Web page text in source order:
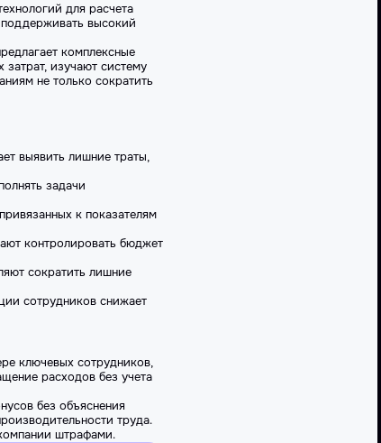
для расчета
высокий
комплексные
затрат, изучают систему
не только сократить
выявить лишние траты,
задачи
к показателям
контролировать бюджет
сократить лишние
сотрудников снижает
ключевых сотрудников,
расходов без учета
без объяснения
труда.
штрафами.